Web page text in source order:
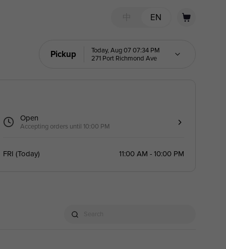
EN
Pickup
Today, Aug 07 07:34 PM
271 Port Richmond Ave
Open
Accepting orders until 10:00 PM
FRI (Today) 11:00 AM - 10:00 PM